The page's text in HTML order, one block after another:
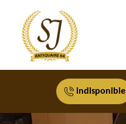
indisponible